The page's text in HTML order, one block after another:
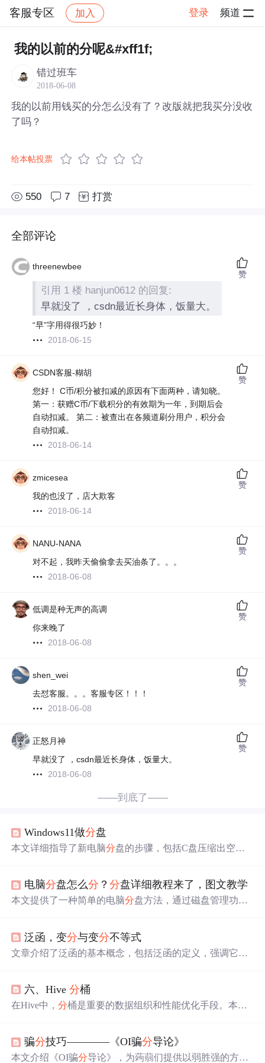
客服专区 加入 登录 频道
社区 客服专区 帖子详情
我的以前的分呢&#xff1f;
错过班车
2018-06-08
我的以前用钱买的分怎么没有了？改版就把我买分没收
了吗？
给本帖投票
550 7 打赏
全部评论
threenewbee
引用 1 楼 hanjun0612 的回复:
早就没了 ，csdn最近长身体，饭量大。
“早”字用得很巧妙！
2018-06-15
赞
CSDN客服-糊胡
您好！ C币/积分被扣减的原因有下面两种，请知晓。
第一：获赠C币/下载积分的有效期为一年，到期后会
自动扣减。 第二：被查出在各频道刷分用户，积分会
自动扣减。
2018-06-14
赞
zmicesea
我的也没了，店大欺客
2018-06-14
赞
NANU-NANA
对不起，我昨天偷偷拿去买油条了。。。
2018-06-08
赞
低调是种无声的高调
你来晚了
2018-06-08
赞
shen_wei
去怼客服。。。客服专区！！！
2018-06-08
赞
正怒月神
早就没了 ，csdn最近长身体，饭量大。
2018-06-08
赞
——到底了——
Windows11做分盘
本文详细指导了新电脑分盘的步骤，包括C盘压缩出空
电脑分盘怎么分 ？分盘详细教程来了，图文教学
本文提供了一种简单的电脑分盘方法，通过磁盘管理功
盘。,泛函，变分与变分不等式
文章介绍了泛函的基本概念，包括泛函的定义，强调它是
例说明了泛函变分的计算。然后，讨论了变
义，指出它是寻找满足特定不等式的点。文章以求解泛函
六、Hive分桶
在Hive中，分桶是重要的数据组织和性能优化手段。本文
量，加载数据时要触发分桶逻辑。分桶可提升连接操作和
数据抽样性能，使数据组织更规整。
骗分技巧————《OI骗分导论》
本文介绍《OI骗分导论》，为蒟蒻们提供以弱胜强的方